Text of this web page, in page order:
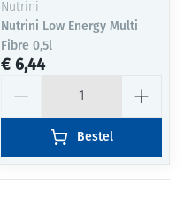
Nutrini
Nutrini Low Energy Multi
Fibre 0,5l
€ 6,44
Bestel